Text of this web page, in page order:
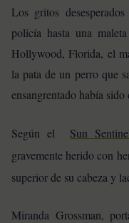
Los gritos
policía hasta una
Hollywood, Florida, el
la pata de un perro que
ensangrentado había
Según el Sun
gravemente herido con
superior de su cabeza y
Miranda Grossman,